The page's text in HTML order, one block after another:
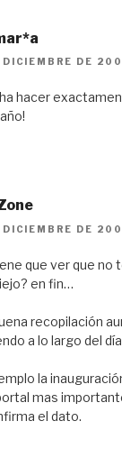
DICIEMBRE DE
hacer
DICIEMBRE DE
que ver que no
en fin…
recopilación
a lo largo del
la
mas
el dato.